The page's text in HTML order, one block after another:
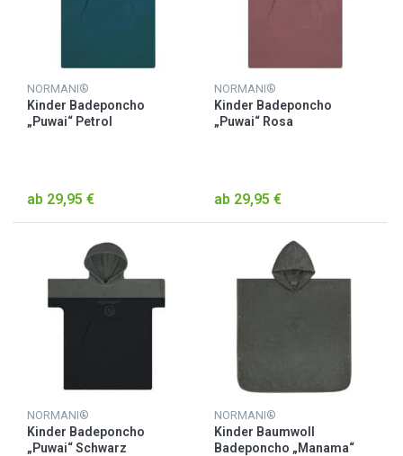
NORMANI®
Kinder Badeponcho
„Puwai“ Petrol
ab 29,95 €
NORMANI®
Kinder Badeponcho
„Puwai“ Rosa
ab 29,95 €
NORMANI®
Kinder Badeponcho
„Puwai“ Schwarz
NORMANI®
Kinder Baumwoll
Badeponcho „Manama“